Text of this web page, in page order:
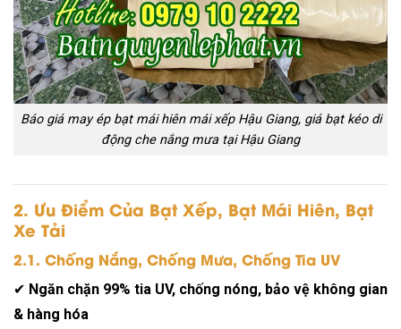
Báo giá may ép bạt mái hiên mái xếp Hậu Giang, giá bạt kéo di
động che nắng mưa tại Hậu Giang
2. Ưu Điểm Của Bạt Xếp, Bạt Mái Hiên, Bạt
Xe Tải
2.1. Chống Nắng, Chống Mưa, Chống Tia UV
✔ Ngăn chặn 99% tia UV, chống nóng, bảo vệ không gian
& hàng hóa